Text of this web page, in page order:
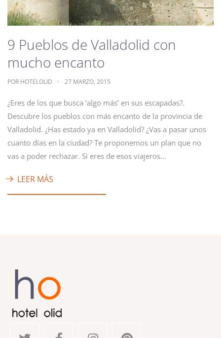
9 Pueblos de Valladolid con
mucho encanto
POR HOTELOLID 27 MARZO, 2015
¿Eres de los que busca ‘algo más’ en sus escapadas?.
Descubre los pueblos con más encanto de la provincia de
Valladolid. ¿Has estado ya en Valladolid? ¿Vas a pasar unos
cuanto días en la ciudad? Te proponemos un plan que no
vas a poder rechazar. Si eres de esos viajeros…
LEER MÁS